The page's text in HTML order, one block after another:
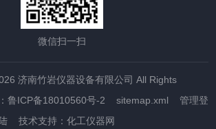
微信扫一扫
济南竹岩仪器设备有限公司 All Rights
鲁ICP备18010560号-2 sitemap.xml
管理登
陆 技术支持： 化工仪器网